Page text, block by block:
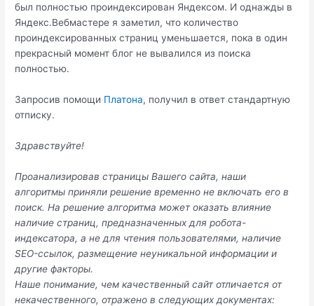
был полностью проиндексирован Яндексом. И однажды в
Яндекс.Вебмастере я заметил, что количество
проиндексированных страниц уменьшается, пока в один
прекрасный момент блог не вывалился из поиска
полностью.
Запросив помощи Платона, получил в ответ стандартную
отписку.
Здравствуйте!
Проанализировав страницы Вашего сайта, наши
алгоритмы приняли решение временно не включать его в
поиск. На решение алгоритма может оказать влияние
наличие страниц, предназначенных для робота-
индексатора, а не для чтения пользователями, наличие
SEO-ссылок, размещение неуникальной информации и
другие факторы.
Наше понимание, чем качественный сайт отличается от
некачественного, отражено в следующих документах: